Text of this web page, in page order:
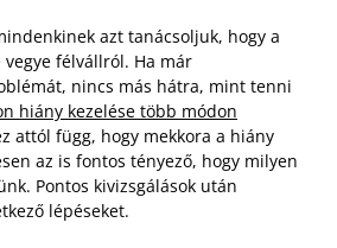
azt tanácsoljuk, hogy a
félvállról. Ha már
nincs más hátra, mint tenni
hiány kezelése több módon
attól függ, hogy mekkora a hiány
az is fontos tényező, hogy milyen
Pontos kivizsgálások után
lépéseket.